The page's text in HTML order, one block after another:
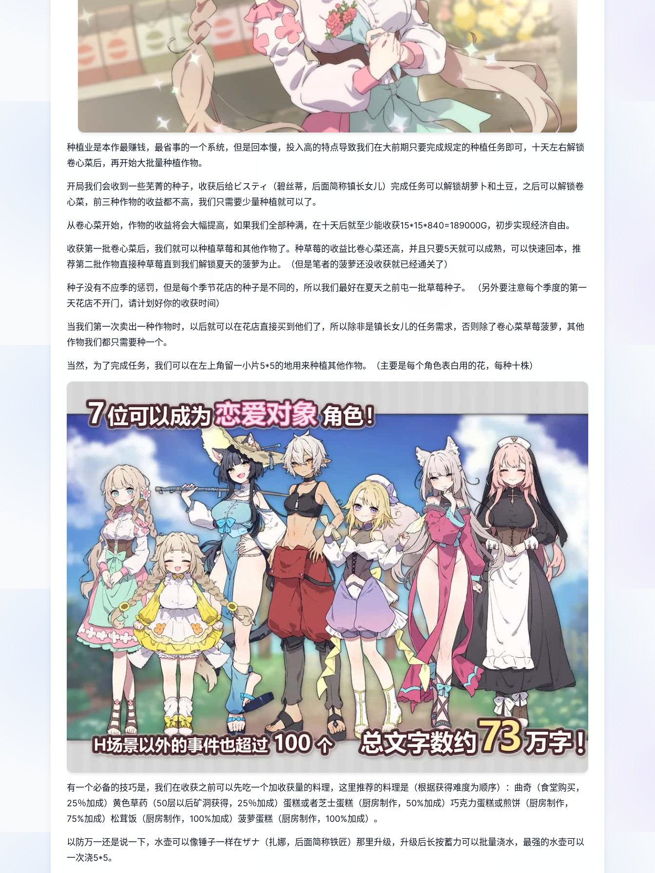
种植业是本作最赚钱，最省事的一个系统，但是回本慢，投入高的特点导致我们在大前期只要完成规定的种植任务即可，十天左右解锁
卷心菜后，再开始大批量种植作物。
开局我们会收到一些芜菁的种子，收获后给ビスティ（碧丝蒂，后面简称镇长女儿）完成任务可以解锁胡萝卜和土豆，之后可以解锁卷
心菜，前三种作物的收益都不高，我们只需要少量种植就可以了。
从卷心菜开始，作物的收益将会大幅提高，如果我们全部种满，在十天后就至少能收获15*15*840=189000G，初步实现经济自由。
收获第一批卷心菜后，我们就可以种植草莓和其他作物了。种草莓的收益比卷心菜还高，并且只要5天就可以成熟，可以快速回本，推
荐第二批作物直接种草莓直到我们解锁夏天的菠萝为止。（但是笔者的菠萝还没收获就已经通关了）
种子没有不应季的惩罚，但是每个季节花店的种子是不同的，所以我们最好在夏天之前屯一批草莓种子。 （另外要注意每个季度的第一
天花店不开门，请计划好你的收获时间）
当我们第一次卖出一种作物时，以后就可以在花店直接买到他们了，所以除非是镇长女儿的任务需求，否则除了卷心菜草莓菠萝，其他
作物我们都只需要种一个。
当然，为了完成任务，我们可以在左上角留一小片5*5的地用来种植其他作物。（主要是每个角色表白用的花，每种十株）
有一个必备的技巧是，我们在收获之前可以先吃一个加收获量的料理，这里推荐的料理是（根据获得难度为顺序）：曲奇（食堂购买，
25％加成）黄色草药（50层以后矿洞获得，25％加成）蛋糕或者芝士蛋糕（厨房制作，50%加成）巧克力蛋糕或煎饼（厨房制作，
75%加成）松茸饭（厨房制作，100%加成）菠萝蛋糕（厨房制作，100%加成）。
以防万一还是说一下，水壶可以像锤子一样在ザナ（扎娜，后面简称铁匠）那里升级，升级后长按蓄力可以批量浇水，最强的水壶可以
一次浇5*5。